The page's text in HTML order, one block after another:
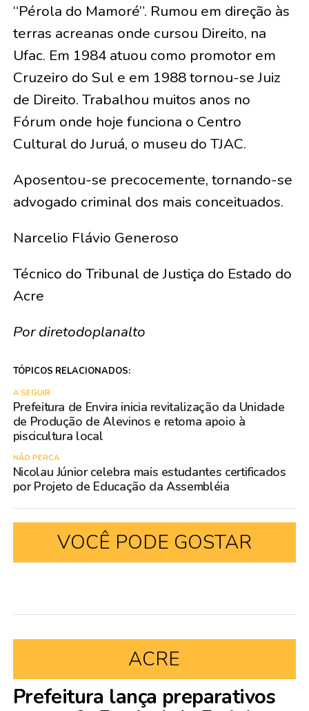
“Pérola do Mamoré”. Rumou em direção às
terras acreanas onde cursou Direito, na
Ufac. Em 1984 atuou como promotor em
Cruzeiro do Sul e em 1988 tornou-se Juiz
de Direito. Trabalhou muitos anos no
Fórum onde hoje funciona o Centro
Cultural do Juruá, o museu do TJAC.
Aposentou-se precocemente, tornando-se
advogado criminal dos mais conceituados.
Narcelio Flávio Generoso
Técnico do Tribunal de Justiça do Estado do
Acre
Por diretodoplanalto
TÓPICOS RELACIONADOS:
A SEGUIR
Prefeitura de Envira inicia revitalização da Unidade
de Produção de Alevinos e retoma apoio à
piscicultura local
NÃO PERCA
Nicolau Júnior celebra mais estudantes certificados
por Projeto de Educação da Assembléia
VOCÊ PODE GOSTAR
ACRE
Prefeitura lança preparativos